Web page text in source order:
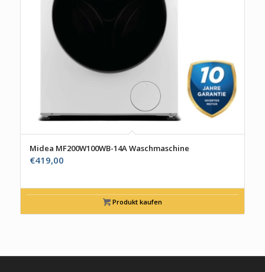
Midea MF200W100WB-14A Waschmaschine
€419,00
Produkt kaufen